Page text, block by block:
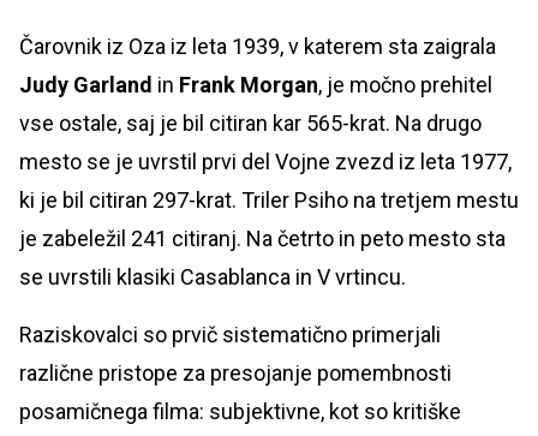
Čarovnik iz Oza iz leta 1939, v katerem sta zaigrala
Judy Garland in Frank Morgan, je močno prehitel
vse ostale, saj je bil citiran kar 565-krat. Na drugo
mesto se je uvrstil prvi del Vojne zvezd iz leta 1977,
ki je bil citiran 297-krat. Triler Psiho na tretjem mestu
je zabeležil 241 citiranj. Na četrto in peto mesto sta
se uvrstili klasiki Casablanca in V vrtincu.
Raziskovalci so prvič sistematično primerjali
različne pristope za presojanje pomembnosti
posamičnega filma: subjektivne, kot so kritiške